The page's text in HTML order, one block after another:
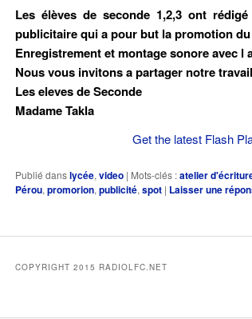
Les élèves de seconde 1,2,3 ont
publicitaire qui a pour but la promotion
Enregistrement et montage sonore avec l
Nous vous invitons a partager notre
Les eleves de Seconde
Madame Takla
Get the latest Flash
Publié danslycée,video | Mots-clés :atelier
Pérou,promorion,publicité,spot | Laisser une
COPYRIGHT 2015 RADIOLFC.NET